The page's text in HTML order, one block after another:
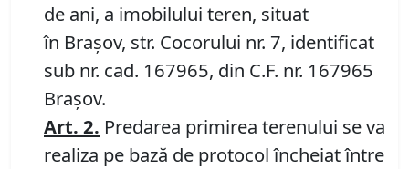
de ani, a imobilului teren, situat
în Brașov, str. Cocorului nr. 7, identificat
sub nr. cad. 167965, din C.F. nr. 167965
Brașov.
Art. 2. Predarea primirea terenului se va
realiza pe bază de protocol încheiat între